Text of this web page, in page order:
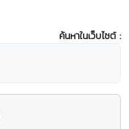
ค้นหาในเว็บไซต์ :